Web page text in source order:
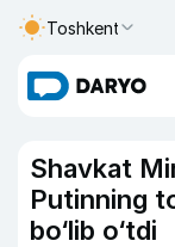
Toshkent
Shavkat
Putinning
bo‘lib o‘tdi